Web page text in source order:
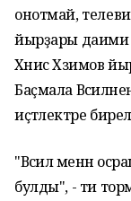
онотмай,
йырҙары даими
Хәнис Хәзимов
Баҫмала
иҫтәлектәре
"Вәсилә менән
булды", - ти